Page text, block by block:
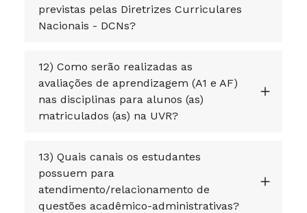
previstas pelas Diretrizes Curriculares
Nacionais - DCNs?
12) Como serão realizadas as
avaliações de aprendizagem (A1 e AF)
nas disciplinas para alunos (as)
matriculados (as) na UVR?
13) Quais canais os estudantes
possuem para
atendimento/relacionamento de
questões acadêmico-administrativas?